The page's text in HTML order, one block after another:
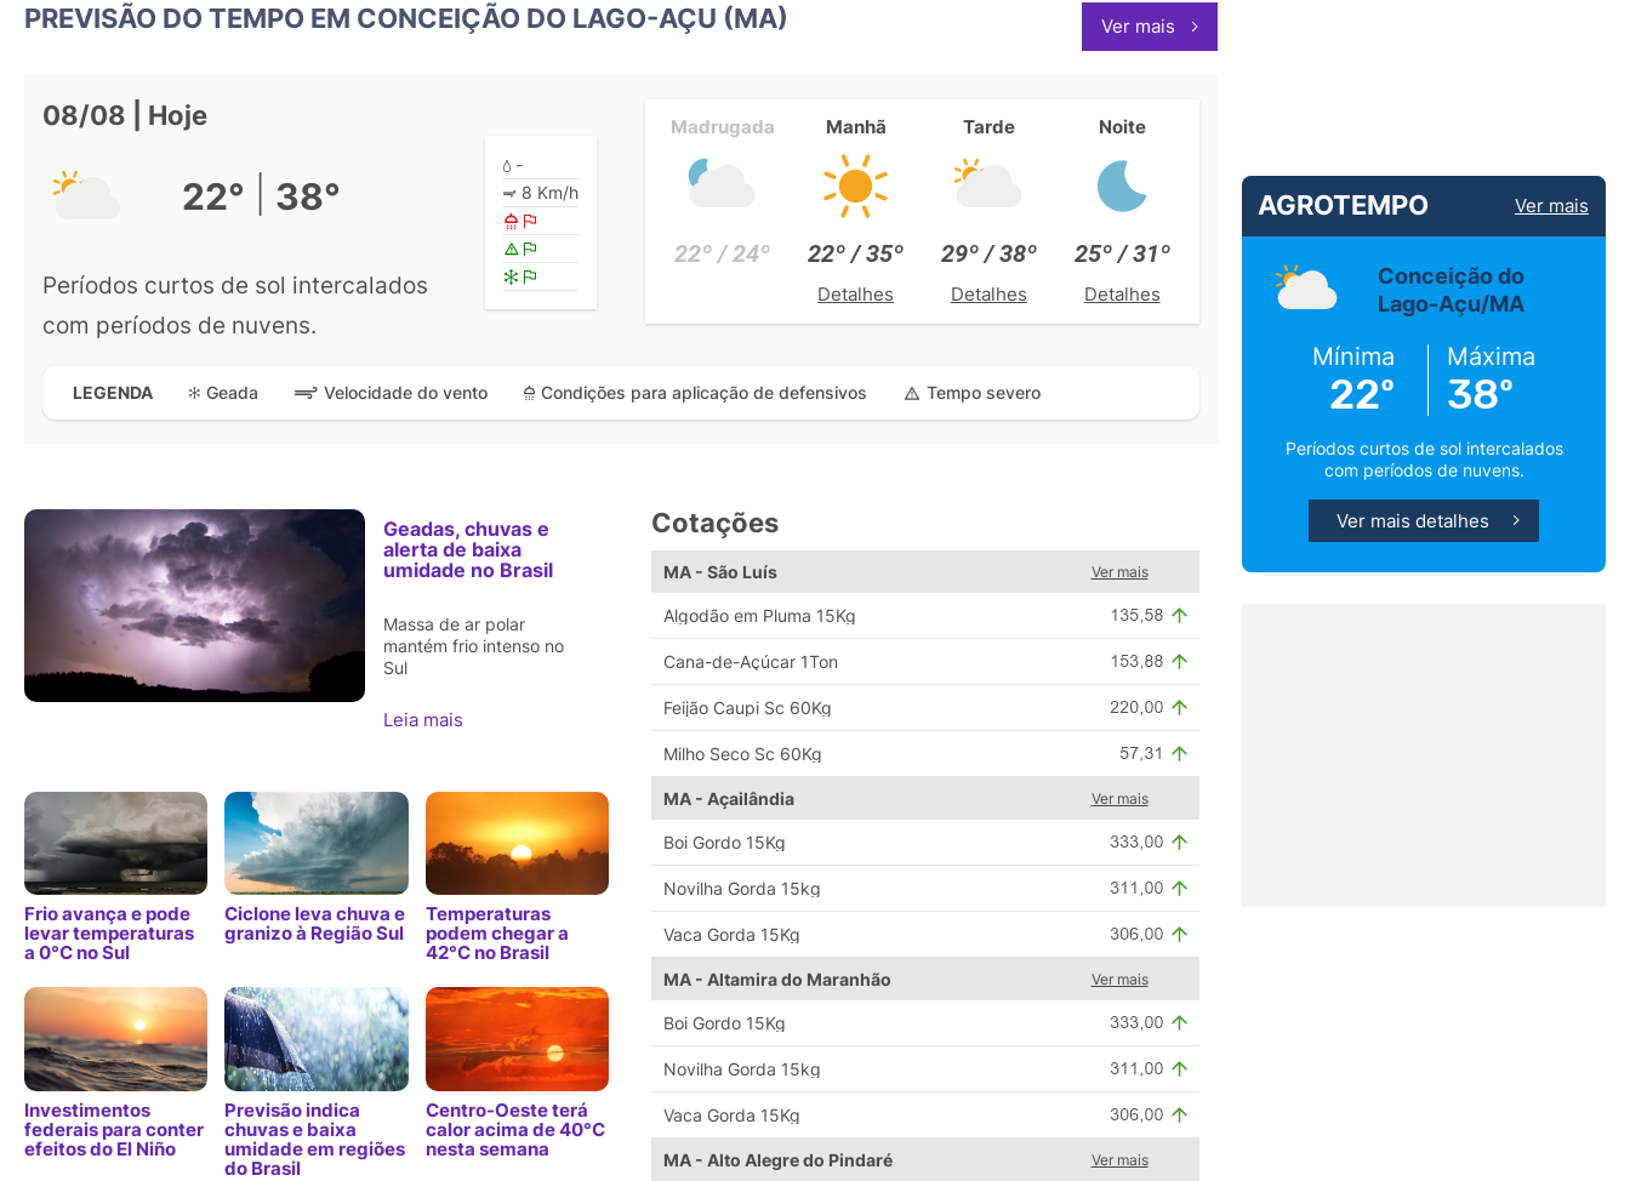
PREVISÃO DO TEMPO EM CONCEIÇÃO DO LAGO-AÇU (MA) Ver mais
08/08 | Hoje
22° 38°
Períodos curtos de sol intercalados
com períodos de nuvens.
-
8 Km/h
Madrugada
22º / 24º
Manhã
22º / 35º
Detalhes
Tarde
29º / 38º
Detalhes
Noite
25º / 31º
Detalhes
LEGENDA Geada Velocidade do vento Condições para aplicação de defensivos Tempo severo
Geadas, chuvas e
alerta de baixa
umidade no Brasil
Massa de ar polar
mantém frio intenso no
Sul
Leia mais
Frio avança e pode
levar temperaturas
a 0°C no Sul
Ciclone leva chuva e
granizo à Região Sul
Temperaturas
podem chegar a
42°C no Brasil
Investimentos
federais para conter
efeitos do El Niño
Previsão indica
chuvas e baixa
umidade em regiões
do Brasil
Centro-Oeste terá
calor acima de 40°C
nesta semana
Cotações
MA - São Luís Ver mais
Algodão em Pluma 15Kg
Cana-de-Açúcar 1Ton
Feijão Caupi Sc 60Kg
Milho Seco Sc 60Kg
MA - Açailândia Ver mais
Boi Gordo 15Kg
Novilha Gorda 15kg
Vaca Gorda 15Kg
MA - Altamira do Maranhão Ver mais
Boi Gordo 15Kg
Novilha Gorda 15kg
Vaca Gorda 15Kg
MA - Alto Alegre do Pindaré Ver mais
AGROTEMPO Ver mais
Conceição do
Lago-Açu/MA
Mínima
22º
Máxima
38º
Períodos curtos de sol intercalados
com períodos de nuvens.
Ver mais detalhes